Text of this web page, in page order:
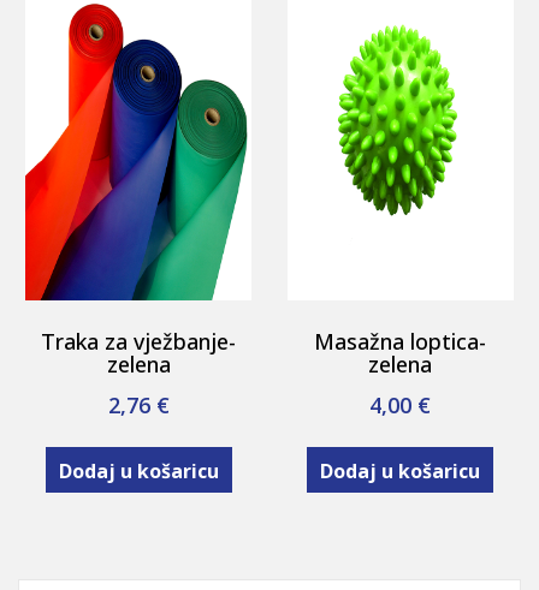
Traka za vježbanje-
zelena
2,76 €
Dodaj u košaricu
Masažna loptica-
zelena
4,00 €
Dodaj u košaricu